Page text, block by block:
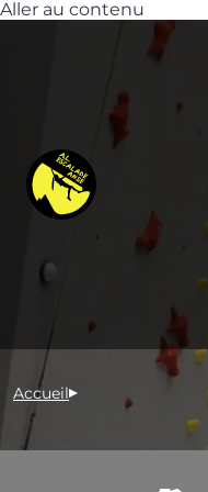
Aller au contenu
Accueil